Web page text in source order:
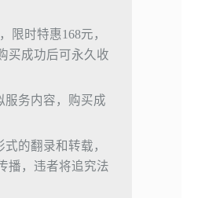
限时特惠168元，
买成功后可永久收
服务内容，购买成
的翻录和转载，
播，违者将追究法